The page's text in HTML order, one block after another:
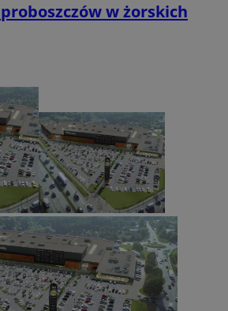
w żorskich